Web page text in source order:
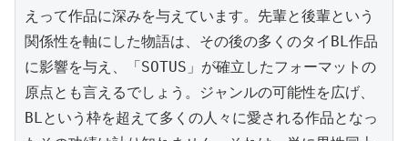
えって作品に深みを与えています。先輩と後輩という
関係性を軸にした物語は、その後の多くのタイBL作品
に影響を与え、「SOTUS」が確立したフォーマットの
原点とも言えるでしょう。ジャンルの可能性を広げ、
BLという枠を超えて多くの人々に愛される作品となっ